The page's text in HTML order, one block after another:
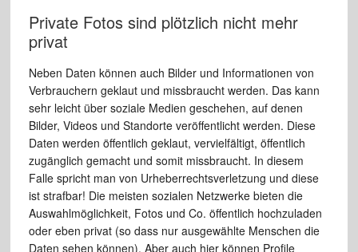
Private Fotos sind plötzlich nicht mehr
privat
Neben Daten können auch Bilder und Informationen von
Verbrauchern geklaut und missbraucht werden. Das kann
sehr leicht über soziale Medien geschehen, auf denen
Bilder, Videos und Standorte veröffentlicht werden. Diese
Daten werden öffentlich geklaut, vervielfältigt, öffentlich
zugänglich gemacht und somit missbraucht. In diesem
Falle spricht man von Urheberrechtsverletzung und diese
ist strafbar! Die meisten sozialen Netzwerke bieten die
Auswahlmöglichkeit, Fotos und Co. öffentlich hochzuladen
oder eben privat (so dass nur ausgewählte Menschen die
Daten sehen können). Aber auch hier können Profile